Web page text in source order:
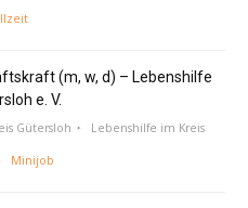
(m, w, d) – Lebenshilfe
e. V.
Gütersloh Lebenshilfe im Kreis
Minijob